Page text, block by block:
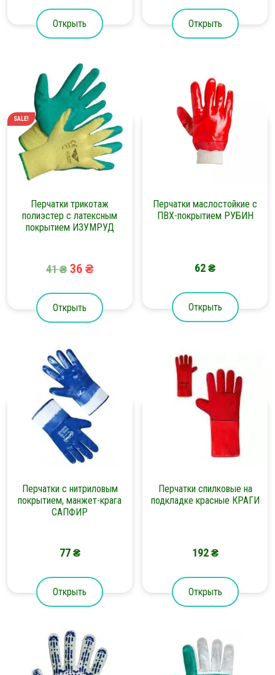
Открыть Открыть
SALE!
Перчатки трикотаж
полиэстер с латексным
покрытием ИЗУМРУД
41₴ 36 ₴
Открыть
Перчатки маслостойкие с
ПВХ-покрытием РУБИН
62₴
Открыть
Перчатки с нитриловым
покрытием, манжет-крага
САПФИР
77₴
Открыть
Перчатки спилковые на
подкладке красные КРАГИ
192₴
Открыть